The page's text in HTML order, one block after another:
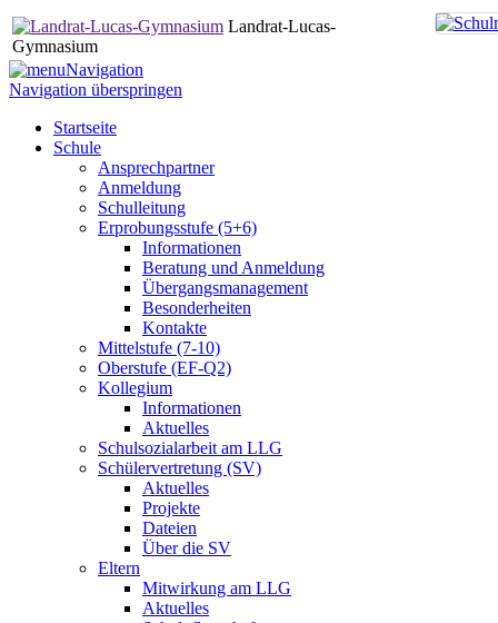
Landrat-Lucas-
Gymnasium
Navigation
Navigation überspringen
Startseite
Schule
Ansprechpartner
Anmeldung
Schulleitung
Erprobungsstufe (5+6)
Informationen
Beratung und Anmeldung
Übergangsmanagement
Besonderheiten
Kontakte
Mittelstufe (7-10)
Oberstufe (EF-Q2)
Kollegium
Informationen
Aktuelles
Schulsozialarbeit am LLG
Schülervertretung (SV)
Aktuelles
Projekte
Dateien
Über die SV
Eltern
Mitwirkung am LLG
Aktuelles